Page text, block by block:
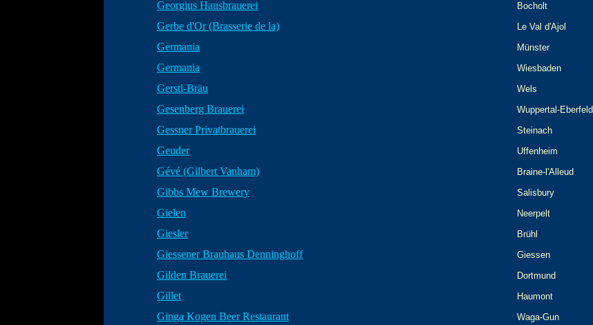
Georgius Hausbrauerei Bocholt
Gerbe d'Or (Brasserie de la) Le Val d'Ajol
Germania Münster
Germania Wiesbaden
Gerstl-Bräu Wels
Gesenberg Brauerei Wuppertal-Eberfeld
Gessner Privatbrauerei Steinach
Geuder Uffenheim
Gévé (Gilbert Vanham) Braine-l'Alleud
Gibbs Mew Brewery Salisbury
Gielen Neerpelt
Giesler Brühl
Giessener Brauhaus Denninghoff Giessen
Gilden Brauerei Dortmund
Gillet Haumont
Ginga Kogen Beer Restaurant Waga-Gun